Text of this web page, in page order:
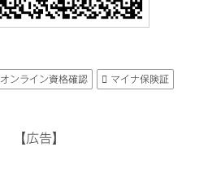
オンライン資格確認 マイナ保険証
【広告】